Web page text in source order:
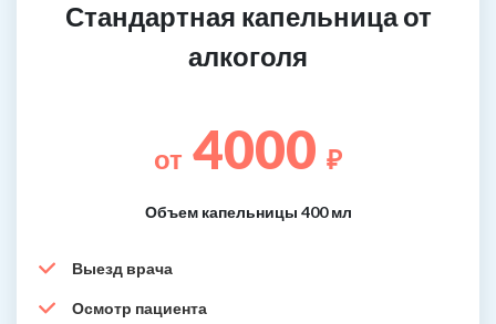
Стандартная капельница от
алкоголя
от 4000 ₽
Объем капельницы 400 мл
Выезд врача
Осмотр пациента